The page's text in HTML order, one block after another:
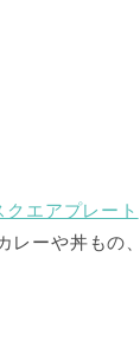
エアプレート
ーや丼もの